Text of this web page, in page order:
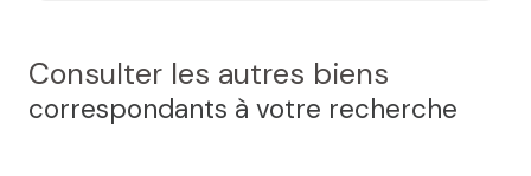
Consulter les autres biens
correspondants à votre recherche